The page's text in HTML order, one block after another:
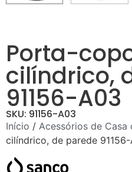
Porta-
cilíndrico,
91156-A03
SKU: 91156-A03
Início / Acessórios de Casa
cilíndrico, de parede